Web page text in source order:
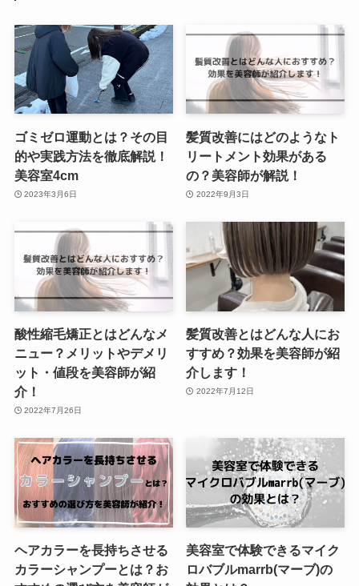
ゴミゼロ運動とは？その目
的や実践方法を徹底解説！
美容室4cm
2023年3月6日
髪質改善にはどのようなト
リートメント効果がある
の？美容師が解説！
2022年9月3日
酸性縮毛矯正とはどんなメ
ニュー？メリットやデメリ
ット・値段を美容師が紹
介！
2022年7月26日
髪質改善とはどんな人にお
すすめ？効果を美容師が紹
介します！
2022年7月12日
ヘアカラーを長持ちさせる
カラーシャンプーとは？お
美容室で体験できるマイク
ロバブルmarrb(マーブ)の